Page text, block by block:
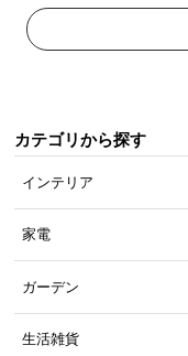
カテゴリから探す
インテリア
家電
ガーデン
生活雑貨